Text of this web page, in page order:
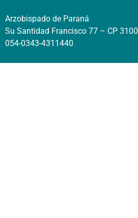
Arzobispado de Paraná
Su Santidad Francisco 77 – CP 3100
054-0343-4311440